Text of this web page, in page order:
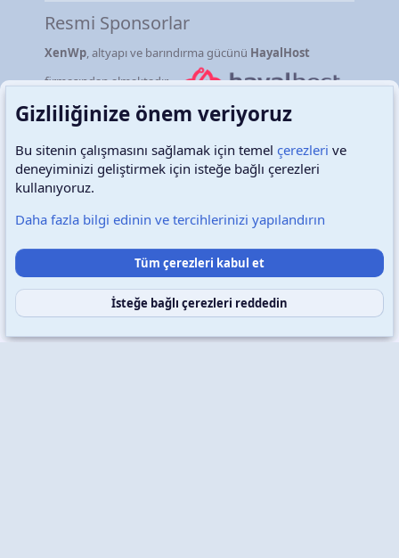
Resmi Sponsorlar
XenWp, altyapı ve barındırma gücünü HayalHost
firmasından almaktadır.
Türkçe (TR) Çerezler
Destek talepleri Bize ulaşın Şartlar ve kurallar
Gizlilik politikası Yardım Ana sayfa
S
Copyright © 2026 XenWp Telif Hakları Saklıdır
Gizliliğinize önem veriyoruz
Bu sitenin çalışmasını sağlamak için temel çerezleri ve
deneyiminizi geliştirmek için isteğe bağlı çerezleri
kullanıyoruz.
Daha fazla bilgi edinin ve tercihlerinizi yapılandırın
Tüm çerezleri kabul et
İsteğe bağlı çerezleri reddedin